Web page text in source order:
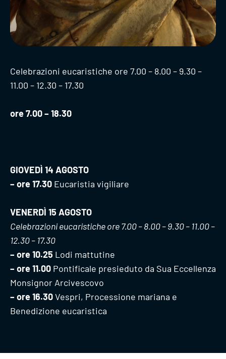
Celebrazioni eucaristiche ore 7.00 – 8.00 – 9.30 –
11.00 – 12.30 – 17.30
ore 7.00 – 18.30
GIOVEDÌ 14 AGOSTO
– ore 17.30 Eucaristia vigiliare
VENERDÌ 15 AGOSTO
Celebrazioni eucaristiche ore 7.00 – 8.00 – 9.30 – 11.00 –
12.30 – 17.30
– ore 10.25 Lodi mattutine
– ore 11.00 Pontificale presieduto da Sua Eccellenza
Monsignor Arcivescovo
– ore 16.30Vespri, Processione mariana e
Benedizione eucaristica